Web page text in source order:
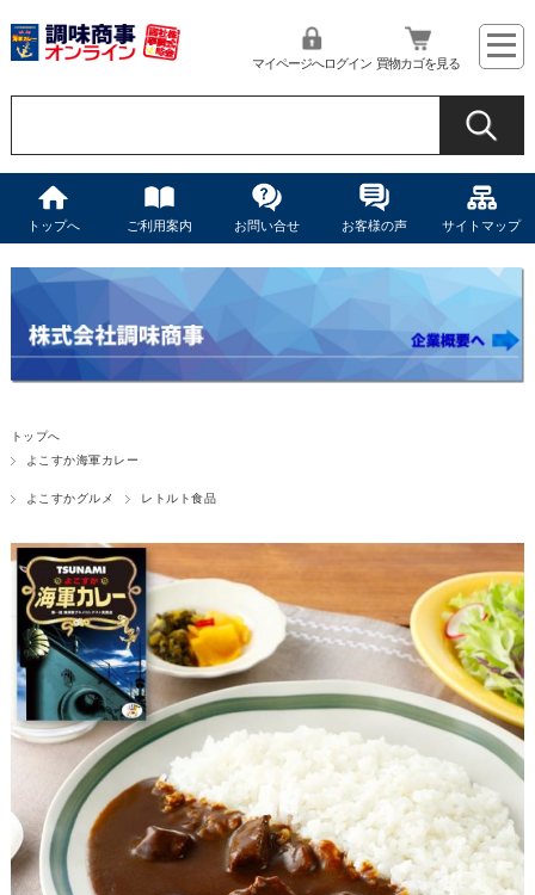
マイページへログイン 買物カゴを見る
トップへ ご利用案内 お問い合せ お客様の声 サイトマップ
トップへ
よこすか海軍カレー
よこすかグルメ レトルト食品